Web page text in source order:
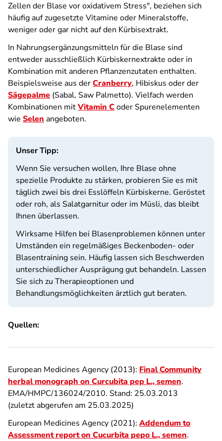
Zellen der Blase vor oxidativem Stress", beziehen sich
häufig auf zugesetzte Vitamine oder Mineralstoffe,
weniger oder gar nicht auf den Kürbisextrakt.
In Nahrungs­ergänzungs­mitteln für die Blase sind
entweder ausschließlich Kürbiskern­extrakte oder in
Kombination mit anderen Pflanzen­zutaten enthalten.
Beispielsweise aus derCranberry, Hibiskus oder der
Sägepalme (Sabal, Saw Palmetto). Vielfach werden
Kombinationen mitVitamin Coder Spurenelementen
wie Selen angeboten.
Unser Tipp:
Wenn Sie versuchen wollen, Ihre Blase ohne
spezielle Produkte zu stärken, probieren Sie es mit
täglich zwei bis drei Esslöffeln Kürbiskerne. Geröstet
oder roh, als Salatgarnitur oder im Müsli, das bleibt
Ihnen überlassen.
Wirksame Hilfen bei Blasenproblemen können unter
Umständen ein regelmäßiges Beckenboden- oder
Blasentraining sein. Häufig lassen sich Beschwerden
unterschiedlicher Ausprägung gut behandeln. Lassen
Sie sich zu Therapieoptionen und
Behandlungsmöglichkeiten ärztlich gut beraten.
Quellen:
European Medicines Agency (2013): Final Community
herbal monograph on Curcubita pep L., semen.
EMA/HMPC/136024/2010. Stand: 25.03.2013
(zuletzt abgerufen am 25.03.2025)
European Medicines Agency (2021): Addendum to
Assessment report on Cucurbita pepo L., semen.